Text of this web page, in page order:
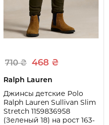
710 ₴ 468 ₴
Ralph Lauren
Джинсы детские Polo
Ralph Lauren Sullivan Slim
Stretch 1159836958
(Зеленый 18) на рост 163-